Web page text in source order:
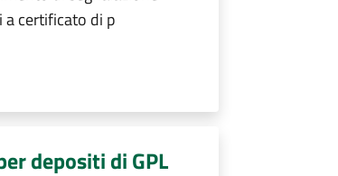
certificato di p
depositi di GPL